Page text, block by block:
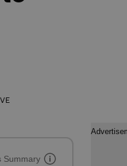
Summary